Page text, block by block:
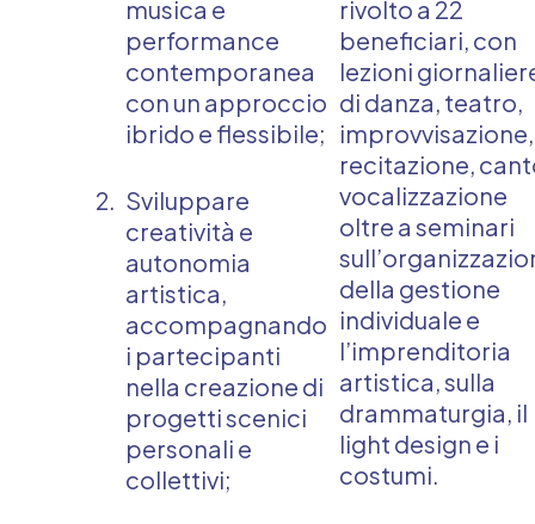
musica e
performance
contemporanea
con un approccio
ibrido e flessibile;
Sviluppare
creatività e
autonomia
artistica,
accompagnando
i partecipanti
nella creazione di
progetti scenici
personali e
collettivi;
rivolto a 22
beneficiari, con
lezioni
di danza, teatro,
improvvisazione,
recitazione,
vocalizzazione
oltre a seminari
della gestione
individuale e
l’imprenditoria
artistica, sulla
drammaturgia, il
light design e i
costumi.